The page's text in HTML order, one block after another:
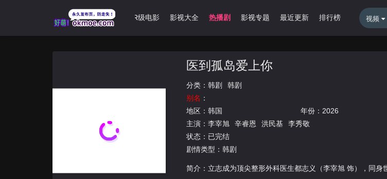
3D动漫 动漫大全 R级电影 影视大全 热播剧 影视专题 最近更新 排行榜 视频
医到孤岛爱上你
分类： 韩剧
韩剧
别名 ：
地区： 韩国 年份： 2026
主演： 李宰旭 辛睿恩 洪民基
李秀敬
状态：已完结
剧情类型：韩剧
简介：立志成为顶尖整形外科医生都志义（李宰旭 饰），同